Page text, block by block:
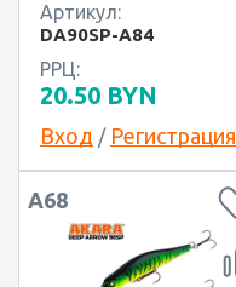
Артикул:
DA90SP-A84
РРЦ:
20.50 BYN
Вход / Регистрация
А68